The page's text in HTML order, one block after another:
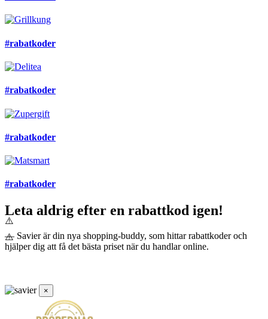
#rabatkoder
#rabatkoder
#rabatkoder
#rabatkoder
Leta aldrig efter en rabattkod igen!
— Savier är din nya shopping-buddy, som hittar rabattkoder och
hjälper dig att få det bästa priset när du handlar online.
×